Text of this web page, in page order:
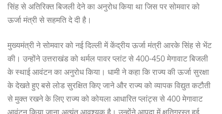
सिंह से अतिरिक्त बिजली देने का अनुरोध किया था जिस पर सोमवार को
ऊर्जा मंत्री से सहमति दे दी है।
मुख्यमंत्री ने सोमवार को नई दिल्ली में केंद्रीय ऊर्जा मंत्री आरके सिंह से भेंट
की। उन्होंने उत्तराखंड को थर्मल पावर प्लांट से 400-450 मेगावाट बिजली
के स्थाई आवंटन का अनुरोध किया। धामी ने कहा कि राज्य की ऊर्जा सुरक्षा
के देखते हुए बसे लोड सुरक्षित किए जाने और राज्य को व्यापक विद्युत कटौती
से मुक्त रखने के लिए राज्य को कोयला आधारित प्लांट्स से 400 मेगावाट